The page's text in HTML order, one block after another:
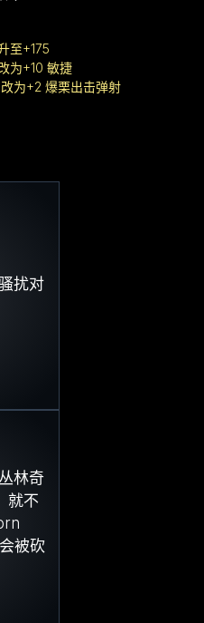
至+175
为+10 敏捷
为+2 爆栗出击弹射
扰对
林奇
就不
被砍